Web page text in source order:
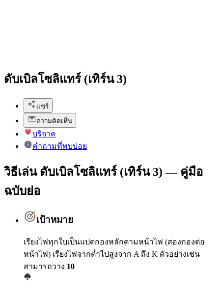
ดับเบิลโซลิแทร์ (เทิร์น 3)
แชร์
ความคิดเห็น
บริจาค
คำถามที่พบบ่อย
วิธีเล่น ดับเบิลโซลิแทร์ (เทิร์น 3) — คู่มือ
ฉบับย่อ
เป้าหมาย
เรียงไพ่ทุกใบเป็นแปดกองหลักตามหน้าไพ่ (สองกองต่อ
หน้าไพ่) เรียงไพ่จากต่ำไปสูงจาก A ถึง K ตัวอย่างเช่น
สามารถวาง 10